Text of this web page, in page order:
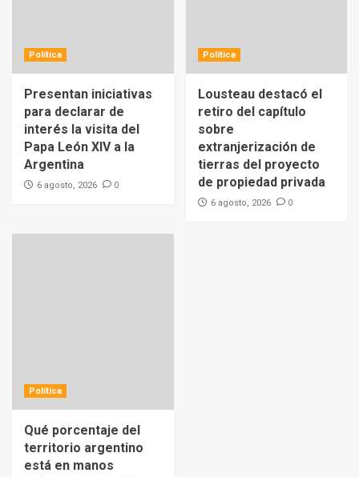
Política
Presentan iniciativas
para declarar de
interés la visita del
Papa León XIV a la
Argentina
6 agosto, 2026 0
Política
Lousteau destacó el
retiro del capítulo
sobre
extranjerización de
tierras del proyecto
de propiedad privada
6 agosto, 2026 0
Política
Qué porcentaje del
territorio argentino
está en manos